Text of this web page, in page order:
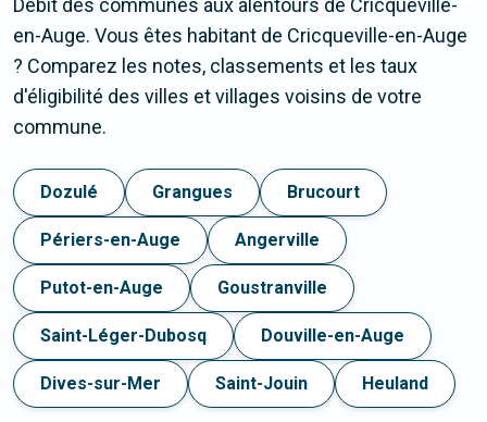
Débit des communes aux alentours de Cricqueville-
en-Auge. Vous êtes habitant de Cricqueville-en-Auge
? Comparez les notes, classements et les taux
d'éligibilité des villes et villages voisins de votre
commune.
Dozulé Grangues Brucourt
Périers-en-Auge Angerville
Putot-en-Auge Goustranville
Saint-Léger-Dubosq Douville-en-Auge
Dives-sur-Mer Saint-Jouin Heuland